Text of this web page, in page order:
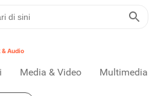
& Audio
Media & Video Multimedia